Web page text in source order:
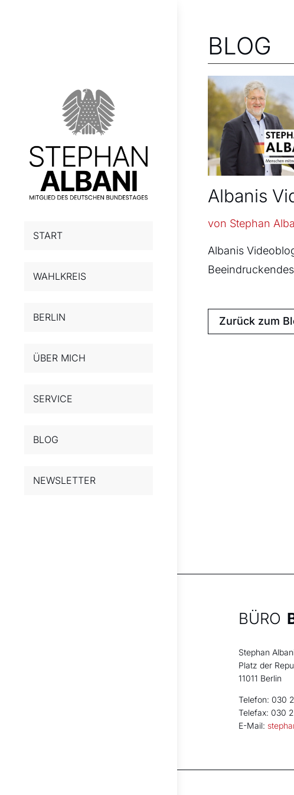
START
WAHLKREIS
BERLIN
ÜBER MICH
SERVICE
BLOG
NEWSLETTER
BLOG
Albanis
von Stephan
Albanis
Zurück zum
BÜRO
Stephan
Platz der
11011 Berlin
Telefon: 030
Telefax: 030
E-Mail: